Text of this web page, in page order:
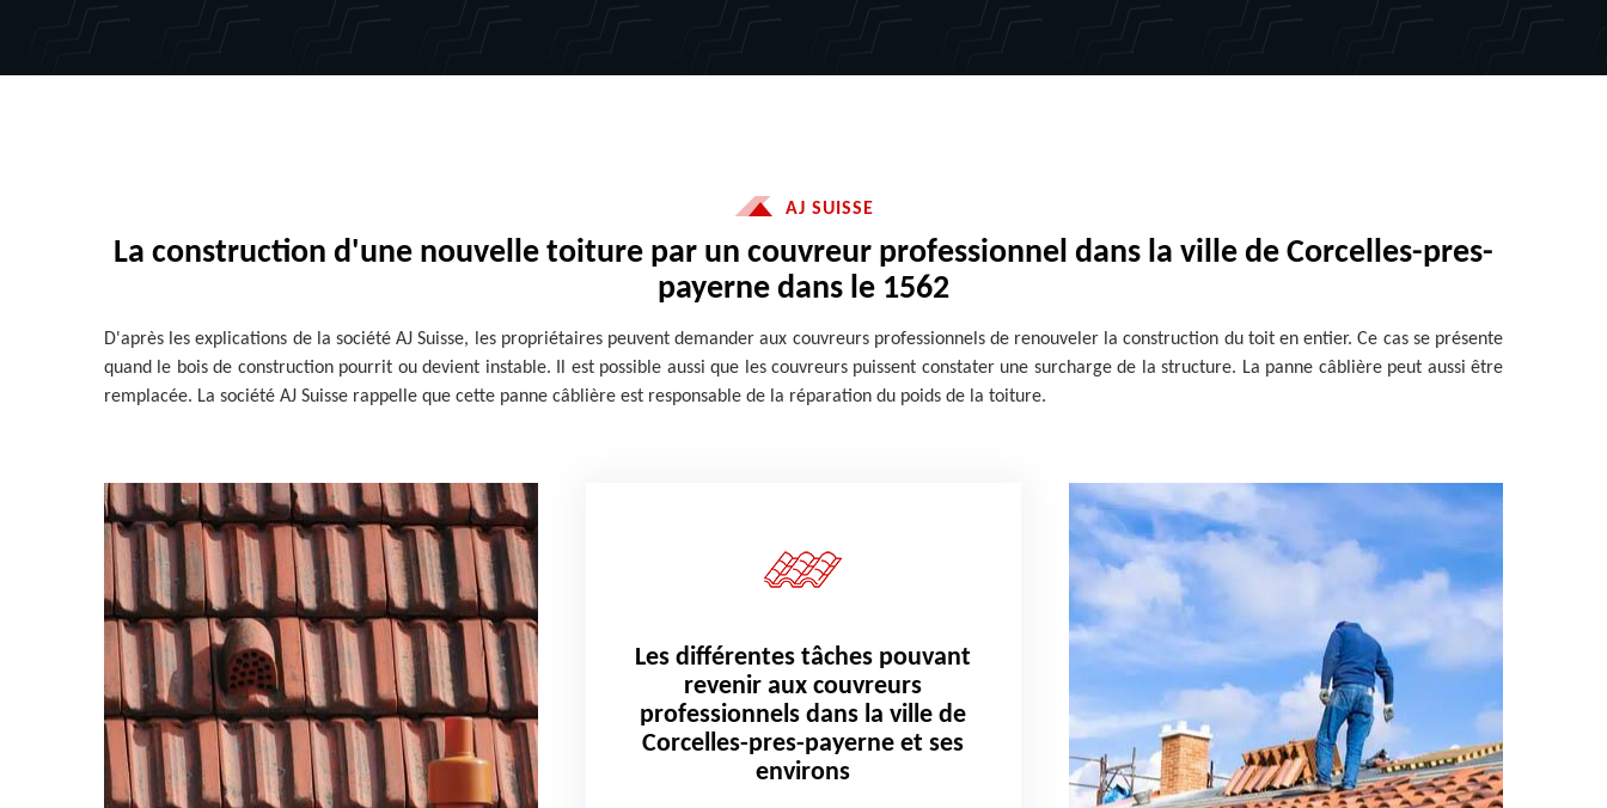
AJ SUISSE
La construction d'une nouvelle toiture par un couvreur professionnel dans la ville de Corcelles-pres-
payerne dans le 1562
D'après les explications de la société AJ Suisse, les propriétaires peuvent demander aux couvreurs professionnels de renouveler la construction du toit en entier. Ce cas se présente
quand le bois de construction pourrit ou devient instable. Il est possible aussi que les couvreurs puissent constater une surcharge de la structure. La panne câblière peut aussi être
remplacée. La société AJ Suisse rappelle que cette panne câblière est responsable de la réparation du poids de la toiture.
Les différentes tâches pouvant
revenir aux couvreurs
professionnels dans la ville de
Corcelles-pres-payerne et ses
environs